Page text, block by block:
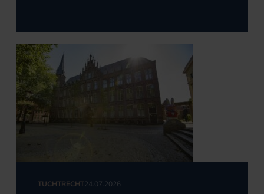
TUCHTRECHT24.07.2026